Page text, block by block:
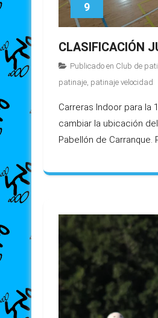
9
CLASIFICACIÓN
Publicado en Club de
patinaje, patinaje velocidad
Carreras Indoor para la
cambiar la ubicación
Pabellón de